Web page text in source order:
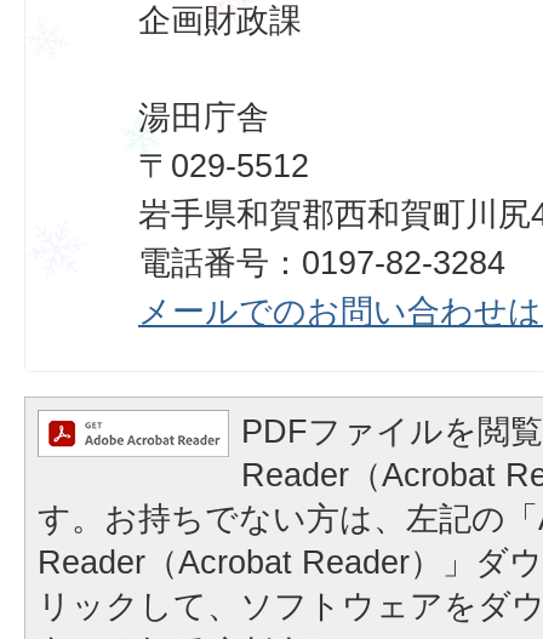
企画財政課
湯田庁舎
〒029-5512
岩手県和賀郡西和賀町川
電話番号：0197-82-3284
メールでのお問い合わせ
PDFファイルを閲
Reader（Acrobat
す。お持ちでない方は、左記の
Reader（Acrobat Reader）」ダ
リックして、ソフトウェアをダ